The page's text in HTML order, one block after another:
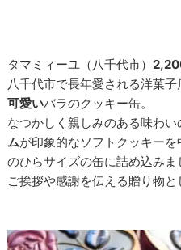
タマミィーユ（八千代市）
八千代市で長年愛される洋菓子
可愛いバラのクッキー缶。
なつかしく親しみのある味わい
ムが印象的なソフトクッキー
のひらサイズの缶に詰め込みま
ご挨拶や感謝を伝える贈り物と